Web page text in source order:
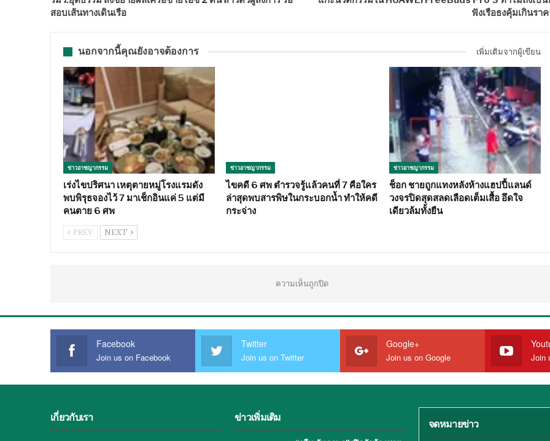
สอบเส้นทางเดินเรือ
ฟังเรือธงคุ้มเกินรา
นอกจากนี้คุณยังอาจต้องการ เพิ่มเติมจากผู้เขียน
ข่าวอาชญากรรม
เร่งไขปริศนา เหตุตายหมู่โรงแรมดัง
พบพิรุธจองไว้ 7 มาเช็กอินแค่ 5 แต่มี
คนตาย 6 ศพ
ข่าวอาชญากรรม
ไขคดี 6 ศพ ตำรวจรู้แล้วคนที่ 7 คือใคร
ล่าสุดพบสารพิษในกระบอกน้ำ ทำให้คดี
กระจ่าง
ข่าวอาชญากรรม
ช็อก ชายถูกแทงหลังห้างแฮปปี้แลนด์
วงจรปิดสุดสลดเลือดเต็มเสื้อ อึดใจ
เดียวล้มทั้งยืน
PREV NEXT
ความเห็นถูกปิด
Facebook
Join us on Facebook
Twitter
Join us on Twitter
Google+
Join us on Google Join
เกี่ยวกับเรา ข่าวเพิ่มเติม
จดหมายข่าว